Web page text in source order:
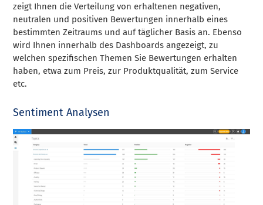
zeigt Ihnen die Verteilung von erhaltenen negativen,
neutralen und positiven Bewertungen innerhalb eines
bestimmten Zeitraums und auf täglicher Basis an. Ebenso
wird Ihnen innerhalb des Dashboards angezeigt, zu
welchen spezifischen Themen Sie Bewertungen erhalten
haben, etwa zum Preis, zur Produktqualität, zum Service
etc.
Sentiment Analysen